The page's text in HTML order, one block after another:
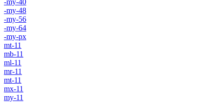
-my-48
-my-56
-my-64
-my-px
mt-11
mb-11
ml-11
mr-11
mt-11
mx-11
my-11